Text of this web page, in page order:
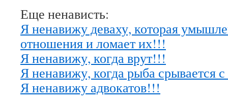
Еще ненависть:
Я ненавижу деваху, которая
отношения и ломает их!!!
Я ненавижу, когда врут!!!
Я ненавижу, когда рыба срывается
Я ненавижу адвокатов!!!